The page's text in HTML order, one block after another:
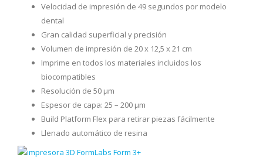
Velocidad de impresión de 49 segundos por modelo
dental
Gran calidad superficial y precisión
Volumen de impresión de 20 x 12,5 x 21 cm
Imprime en todos los materiales incluidos los
biocompatibles
Resolución de 50 µm
Espesor de capa: 25 – 200 μm
Build Platform Flex para retirar piezas fácilmente
Llenado automático de resina